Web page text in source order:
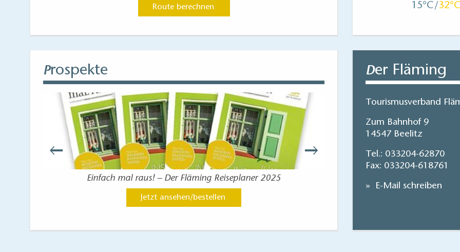
Route berechnen 15 32
Prospekte
Einfach mal raus! – Der Fläming Reiseplaner 2025
Jetzt ansehen/bestellen
Der Fläming
Tourismusverband
Zum Bahnhof 9
14547 Beelitz
Tel.: 033204-62870
Fax: 033204-618761
E-Mail schreiben